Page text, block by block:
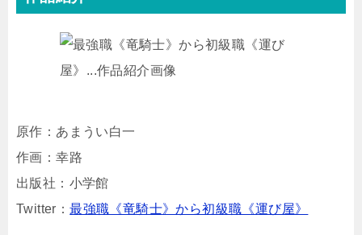
原作：あまうい白一
作画：幸路
出版社：小学館
Twitter：最強職《竜騎士》から初級職《運び屋》